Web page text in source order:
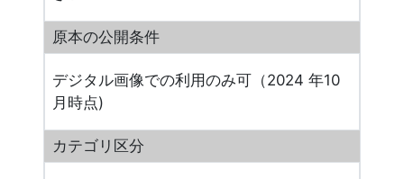
原本の公開条件
デジタル画像での利用のみ可（2024 年10
月時点)
カテゴリ区分